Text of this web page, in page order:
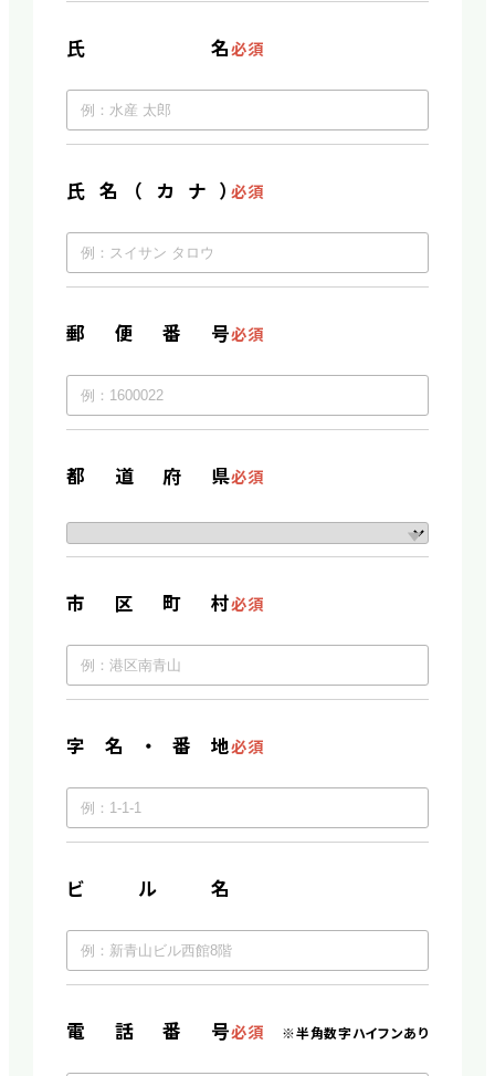
氏名必須
氏名（カナ）必須
郵便番号必須
都道府県必須
市区町村必須
字名・番地必須
ビル名
電話番号必須 ※半角数字ハイフンあり